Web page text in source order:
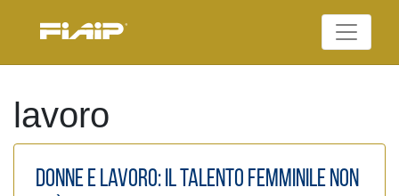
Federazione Italiana
lavoro
Donne e lavoro: il talento femminile non